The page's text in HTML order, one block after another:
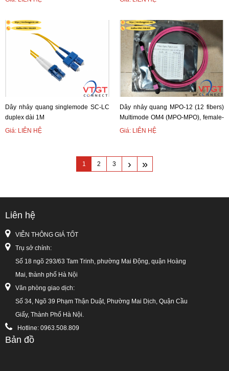
Dây nhảy quang singlemode SC-LC
duplex dài 1M
Giá: LIÊN HỆ
Dây nhảy quang MPO-12 (12 fibers)
Multimode OM4 (MPO-MPO), female-
female,Type B dài 5M
Giá: LIÊN HỆ
1 2 3 › »
Liên hệ
VIỄN THÔNG GIÁ TỐT
Trụ sở chính:
Số 18 ngõ 293/63 Tam Trinh, phường Mai Động, quận Hoàng
Mai, thành phố Hà Nội
Văn phòng giao dịch:
Số 34, Ngõ 39 Phạm Thận Duật, Phường Mai Dịch, Quận Cầu
Giấy, Thành Phố Hà Nội.
Hotline: 0963.508.809
Bản đồ